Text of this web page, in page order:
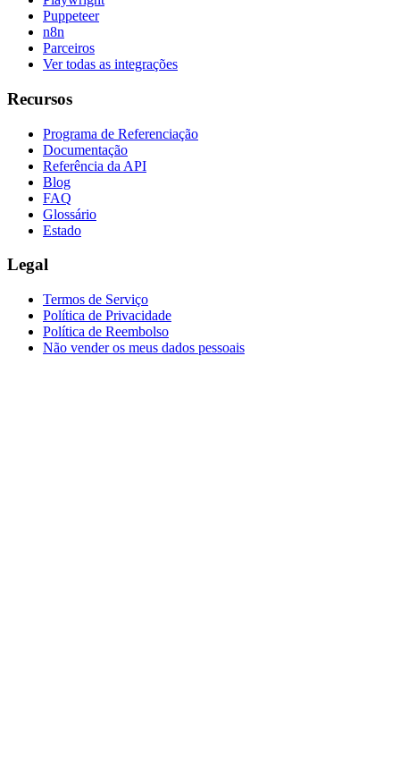
Puppeteer
n8n
Parceiros
Ver todas as integrações
Recursos
Programa de Referenciação
Documentação
Referência da API
Blog
FAQ
Glossário
Estado
Legal
Termos de Serviço
Política de Privacidade
Política de Reembolso
Não vender os meus dados pessoais